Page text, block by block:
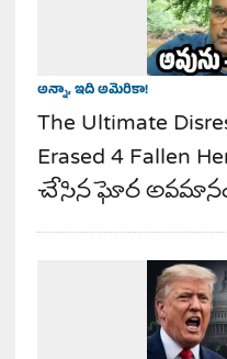
అన్నా, ఇది అమెరికా!
The Ultimate
Erased 4 Fallen
చేసిన ఘోర